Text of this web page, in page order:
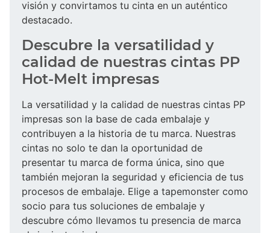
visión y convirtamos tu cinta en un auténtico
destacado.
Descubre la versatilidad y
calidad de nuestras cintas PP
Hot-Melt impresas
La versatilidad y la calidad de nuestras cintas PP
impresas son la base de cada embalaje y
contribuyen a la historia de tu marca. Nuestras
cintas no solo te dan la oportunidad de
presentar tu marca de forma única, sino que
también mejoran la seguridad y eficiencia de tus
procesos de embalaje. Elige a tapemonster como
socio para tus soluciones de embalaje y
descubre cómo llevamos tu presencia de marca